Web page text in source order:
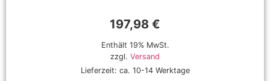
197,98 €
Enthält 19% MwSt.
zzgl. Versand
Lieferzeit: ca. 10-14 Werktage